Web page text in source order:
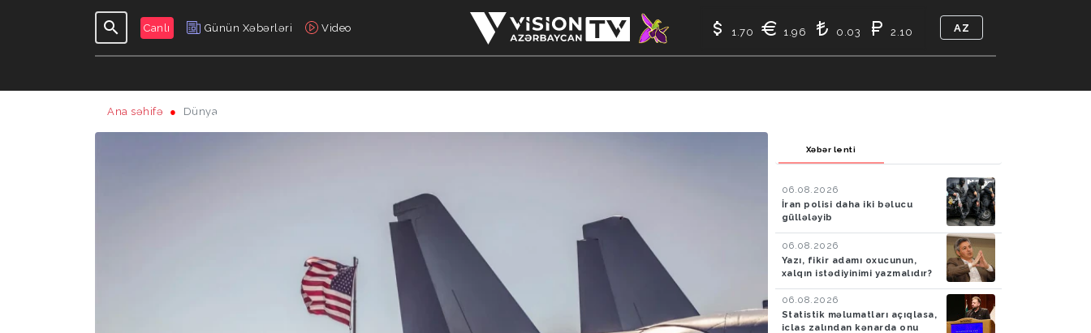
Canlı Günün Xəbərləri Video
GÜNDƏLIK
1.70 1.96 0.03 2.10 AZ
Ana səhifə Dünya
Xəbər lenti
06.08.2026
İran polisi daha iki bəlucu
güllələyib
06.08.2026
Yazı, fikir adamı oxucunun,
xalqın istədiyinimi yazmalıdır?
06.08.2026
Statistik məlumatları açıqlasa,
iclas zalından kənarda onu